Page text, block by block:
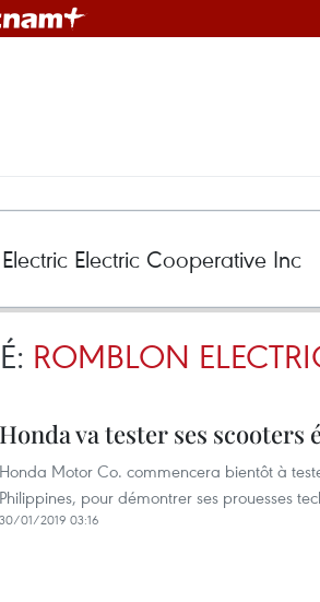
ROMBLON
Honda va tester ses
Honda Motor Co. commencera bientôt à
Philippines, pour démontrer ses prouesses
30/01/2019 03:16